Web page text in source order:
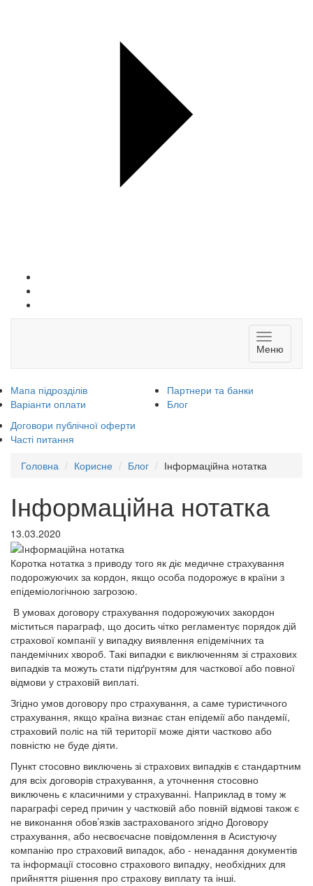
Toggle
Меню
Мапа підрозділів
Варіанти оплати
Партнери та банки
Блог
Договори публічної оферти
Часті питання
Головна
Корисне Блог Інформаційна нотатка
Інформаційна нотатка
13.03.2020
Коротка нотатка з приводу того як діє медичне страхування
подорожуючих за кордон, якщо особа подорожує в країни з
епідеміологічною загрозою.
В умовах договору страхування подорожуючих закордон
міститься параграф, що досить чітко регламентує порядок дій
страхової компанії у випадку виявлення епідемічних та
пандемічних хвороб. Такі випадки є виключенням зі страхових
випадків та можуть стати підґрунтям для часткової або повної
відмови у страховій виплаті.
Згідно умов договору про страхування, а саме туристичного
страхування, якщо країна визнає стан епідемії або пандемії,
страховий поліс на тій території може діяти частково або
повністю не буде діяти.
Пункт стосовно виключень зі страхових випадків є стандартним
для всіх договорів страхування, а уточнення стосовно
виключень є класичними у страхуванні. Наприклад в тому ж
параграфі серед причин у частковій або повній відмові також є
не виконання обов’язків застрахованого згідно Договору
страхування, або несвоєчасне повідомлення в Асистуючу
компанію про страховий випадок, або - ненадання документів
та інформації стосовно страхового випадку, необхідних для
прийняття рішення про страхову виплату та інші.